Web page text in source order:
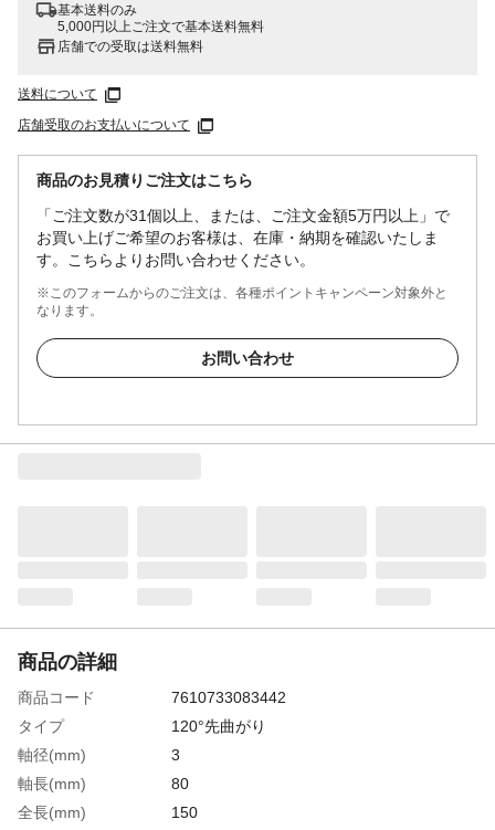
基本送料のみ
5,000円以上ご注文で基本送料無料
店舗での受取は送料無料
送料について
店舗受取のお支払いについて
商品のお見積りご注文はこちら
「ご注文数が31個以上、または、ご注文金額5万円以上」で
お買い上げご希望のお客様は、在庫・納期を確認いたしま
す。こちらよりお問い合わせください。
※このフォームからのご注文は、各種ポイントキャンペーン対象外と
なります。
お問い合わせ
商品の詳細
商品コード
7610733083442
タイプ
120°先曲がり
軸径(mm)
3
軸長(mm)
80
全長(mm)
150